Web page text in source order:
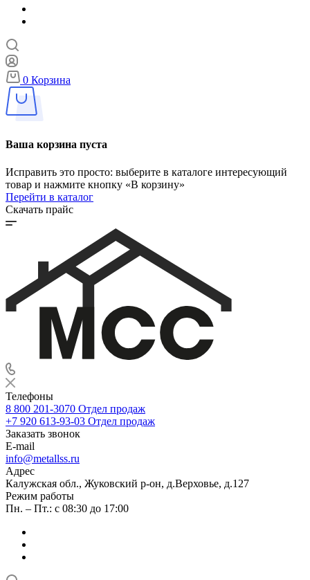
0 Корзина
Ваша корзина пуста
Исправить это просто: выберите в каталоге интересующий
товар и нажмите кнопку «В корзину»
Перейти в каталог
Скачать прайс
Телефоны
8 800 201-3070 Отдел продаж
+7 920 613-93-03 Отдел продаж
Заказать звонок
E-mail
info@metallss.ru
Адрес
Калужская обл., Жуковский р-он, д.Верховье, д.127
Режим работы
Пн. – Пт.: с 08:30 до 17:00